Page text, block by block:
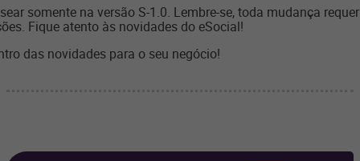
somente na versão S-1.0. Lembre-se, toda mudança
Fique atento às novidades do eSocial!
das novidades para o seu negócio!